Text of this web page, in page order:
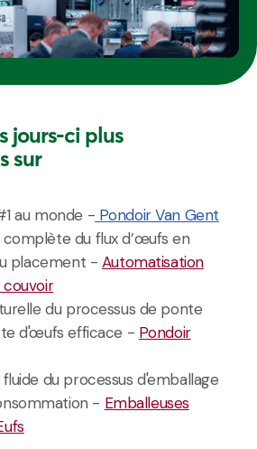
jours-ci plus
sur
au monde - Pondoir Van Gent
du flux d’œufs en
placement - Automatisation
couvoir
du processus de ponte
d'œufs efficace - Pondoir
du processus d'emballage
- Emballeuses